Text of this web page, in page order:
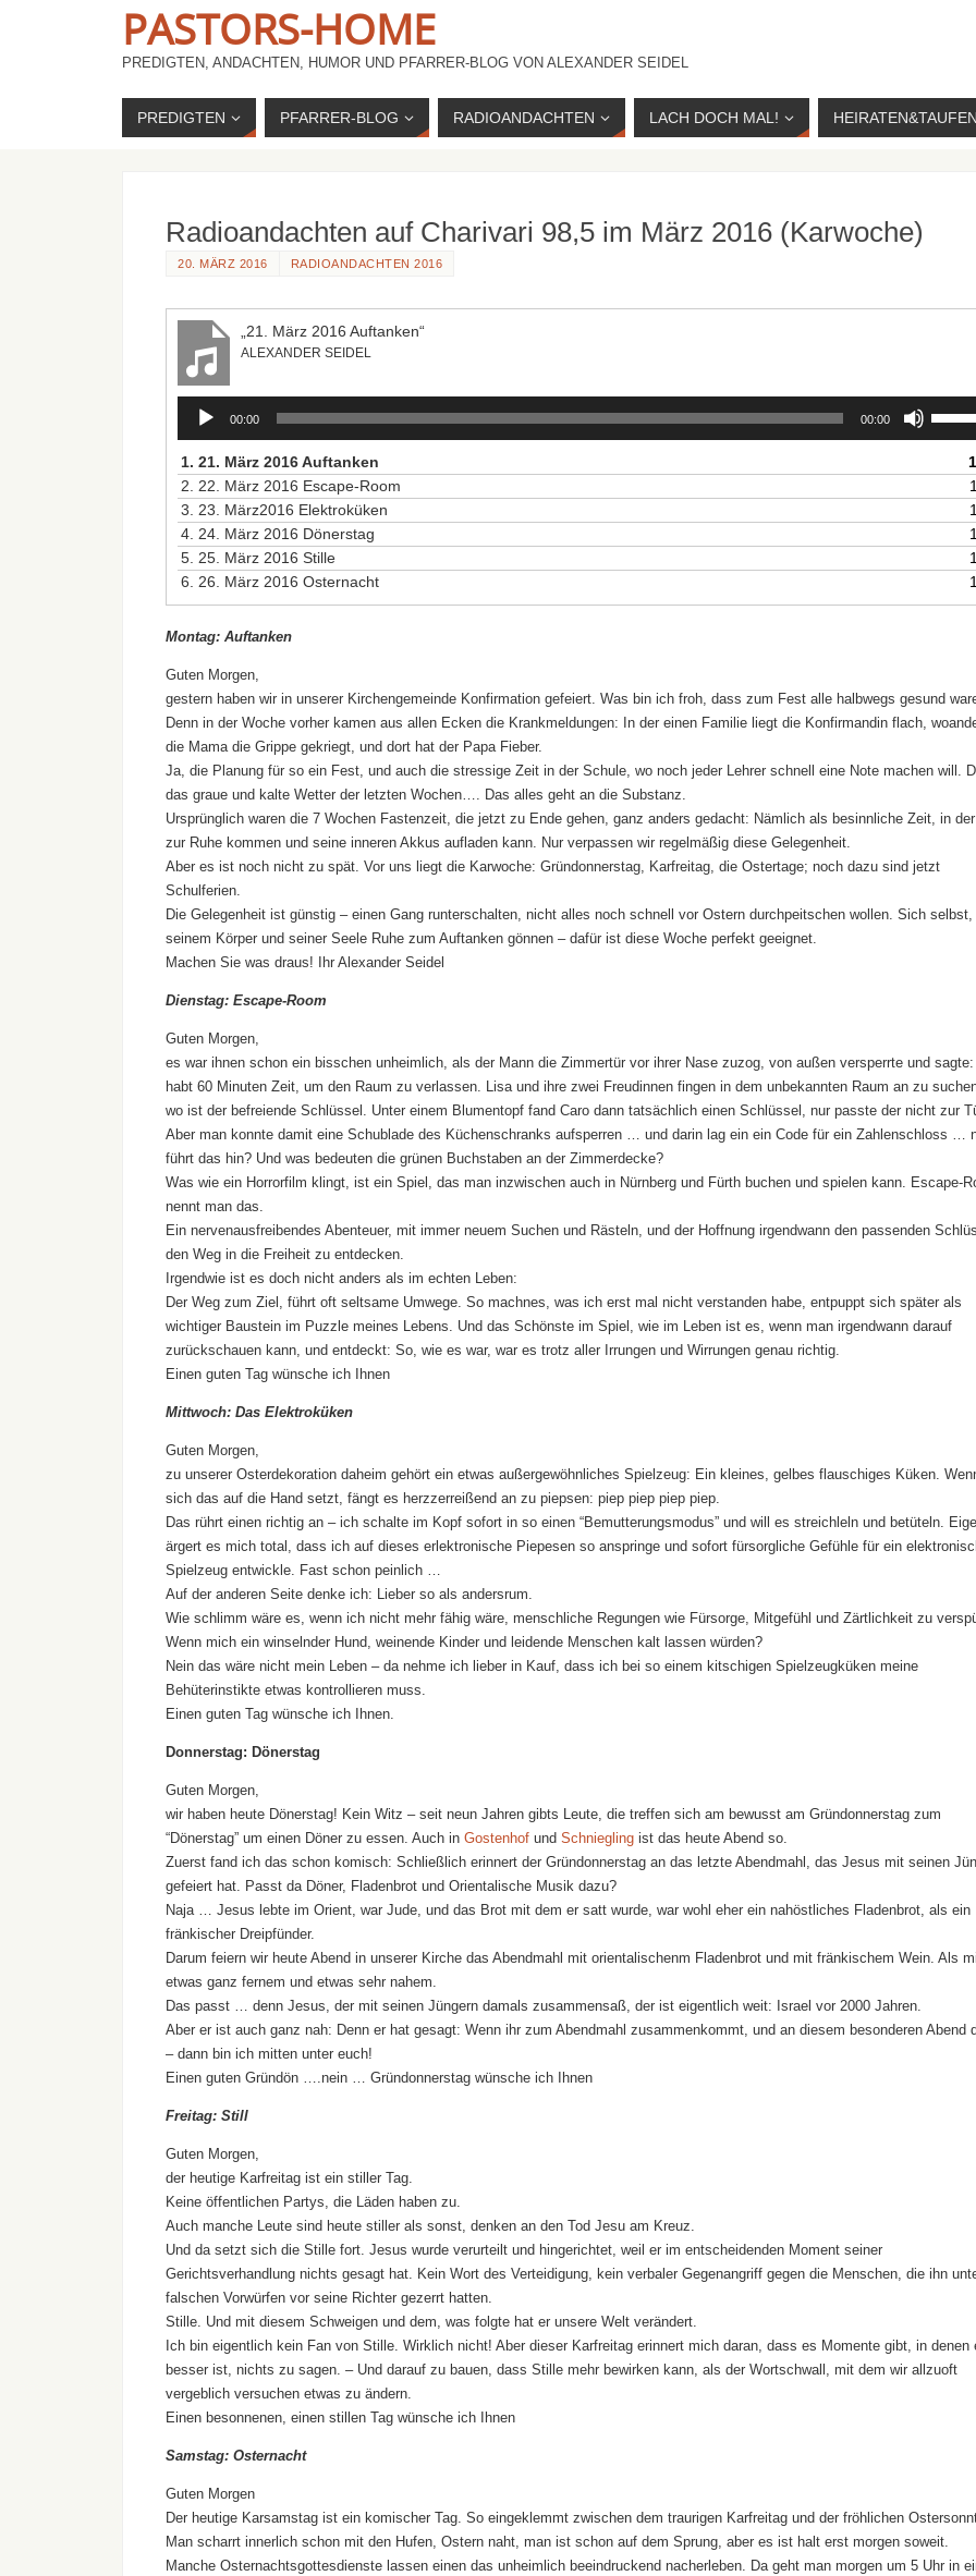
PASTORS-HOME
PREDIGTEN, ANDACHTEN, HUMOR UND PFARRER-BLOG VON ALEXANDER SEIDEL
PREDIGTEN PFARRER-BLOG RADIOANDACHTEN LACH DOCH MAL! HEIRATEN&TAUFEN
Radioandachten auf Charivari 98,5 im März 2016 (Karwoche)
20. MÄRZ 2016 RADIOANDACHTEN 2016
„21. März 2016 Auftanken“
ALEXANDER SEIDEL
Audio-
Player
00:00 00:00
um
die
zu
1. 21. März 2016 Auftanken
2. 22. März 2016 Escape-Room
3. 23. März2016 Elektroküken
4. 24. März 2016 Dönerstag
5. 25. März 2016 Stille
6. 26. März 2016 Osternacht
Montag: Auftanken
Guten Morgen,
gestern haben wir in unserer Kirchengemeinde Konfirmation gefeiert. Was bin ich froh, dass zum Fest alle halbwegs gesund
Denn in der Woche vorher kamen aus allen Ecken die Krankmeldungen: In der einen Familie liegt die Konfirmandin flach,
die Mama die Grippe gekriegt, und dort hat der Papa Fieber.
Ja, die Planung für so ein Fest, und auch die stressige Zeit in der Schule, wo noch jeder Lehrer schnell eine Note machen will.
das graue und kalte Wetter der letzten Wochen…. Das alles geht an die Substanz.
Ursprünglich waren die 7 Wochen Fastenzeit, die jetzt zu Ende gehen, ganz anders gedacht: Nämlich als besinnliche Zeit, in
zur Ruhe kommen und seine inneren Akkus aufladen kann. Nur verpassen wir regelmäßig diese Gelegenheit.
Aber es ist noch nicht zu spät. Vor uns liegt die Karwoche: Gründonnerstag, Karfreitag, die Ostertage; noch dazu sind jetzt
Schulferien.
Die Gelegenheit ist günstig – einen Gang runterschalten, nicht alles noch schnell vor Ostern durchpeitschen wollen. Sich selbst,
seinem Körper und seiner Seele Ruhe zum Auftanken gönnen – dafür ist diese Woche perfekt geeignet.
Machen Sie was draus! Ihr Alexander Seidel
Dienstag: Escape-Room
Guten Morgen,
es war ihnen schon ein bisschen unheimlich, als der Mann die Zimmertür vor ihrer Nase zuzog, von außen versperrte und
habt 60 Minuten Zeit, um den Raum zu verlassen. Lisa und ihre zwei Freudinnen fingen in dem unbekannten Raum an zu
wo ist der befreiende Schlüssel. Unter einem Blumentopf fand Caro dann tatsächlich einen Schlüssel, nur passte der nicht zur
Aber man konnte damit eine Schublade des Küchenschranks aufsperren … und darin lag ein ein Code für ein Zahlenschloss …
führt das hin? Und was bedeuten die grünen Buchstaben an der Zimmerdecke?
Was wie ein Horrorfilm klingt, ist ein Spiel, das man inzwischen auch in Nürnberg und Fürth buchen und spielen kann. Escape-
nennt man das.
Ein nervenausfreibendes Abenteuer, mit immer neuem Suchen und Rästeln, und der Hoffnung irgendwann den passenden
den Weg in die Freiheit zu entdecken.
Irgendwie ist es doch nicht anders als im echten Leben:
Der Weg zum Ziel, führt oft seltsame Umwege. So machnes, was ich erst mal nicht verstanden habe, entpuppt sich später als
wichtiger Baustein im Puzzle meines Lebens. Und das Schönste im Spiel, wie im Leben ist es, wenn man irgendwann darauf
zurückschauen kann, und entdeckt: So, wie es war, war es trotz aller Irrungen und Wirrungen genau richtig.
Einen guten Tag wünsche ich Ihnen
Mittwoch: Das Elektroküken
Guten Morgen,
zu unserer Osterdekoration daheim gehört ein etwas außergewöhnliches Spielzeug: Ein kleines, gelbes flauschiges Küken.
sich das auf die Hand setzt, fängt es herzzerreißend an zu piepsen: piep piep piep piep.
Das rührt einen richtig an – ich schalte im Kopf sofort in so einen “Bemutterungsmodus” und will es streichleln und betüteln.
ärgert es mich total, dass ich auf dieses erlektronische Piepesen so anspringe und sofort fürsorgliche Gefühle für ein
Spielzeug entwickle. Fast schon peinlich …
Auf der anderen Seite denke ich: Lieber so als andersrum.
Wie schlimm wäre es, wenn ich nicht mehr fähig wäre, menschliche Regungen wie Fürsorge, Mitgefühl und Zärtlichkeit zu
Wenn mich ein winselnder Hund, weinende Kinder und leidende Menschen kalt lassen würden?
Nein das wäre nicht mein Leben – da nehme ich lieber in Kauf, dass ich bei so einem kitschigen Spielzeugküken meine
Behüterinstikte etwas kontrollieren muss.
Einen guten Tag wünsche ich Ihnen.
Donnerstag: Dönerstag
Guten Morgen,
wir haben heute Dönerstag! Kein Witz – seit neun Jahren gibts Leute, die treffen sich am bewusst am Gründonnerstag zum
“Dönerstag” um einen Döner zu essen. Auch in Gostenhof und Schniegling ist das heute Abend so.
Zuerst fand ich das schon komisch: Schließlich erinnert der Gründonnerstag an das letzte Abendmahl, das Jesus mit seinen
gefeiert hat. Passt da Döner, Fladenbrot und Orientalische Musik dazu?
Naja … Jesus lebte im Orient, war Jude, und das Brot mit dem er satt wurde, war wohl eher ein nahöstliches Fladenbrot, als ein
fränkischer Dreipfünder.
Darum feiern wir heute Abend in unserer Kirche das Abendmahl mit orientalischenm Fladenbrot und mit fränkischem Wein. Als
etwas ganz fernem und etwas sehr nahem.
Das passt … denn Jesus, der mit seinen Jüngern damals zusammensaß, der ist eigentlich weit: Israel vor 2000 Jahren.
Aber er ist auch ganz nah: Denn er hat gesagt: Wenn ihr zum Abendmahl zusammenkommt, und an diesem besonderen Abend
– dann bin ich mitten unter euch!
Einen guten Gründön ….nein … Gründonnerstag wünsche ich Ihnen
Freitag: Still
Guten Morgen,
der heutige Karfreitag ist ein stiller Tag.
Keine öffentlichen Partys, die Läden haben zu.
Auch manche Leute sind heute stiller als sonst, denken an den Tod Jesu am Kreuz.
Und da setzt sich die Stille fort. Jesus wurde verurteilt und hingerichtet, weil er im entscheidenden Moment seiner
Gerichtsverhandlung nichts gesagt hat. Kein Wort des Verteidigung, kein verbaler Gegenangriff gegen die Menschen, die ihn
falschen Vorwürfen vor seine Richter gezerrt hatten.
Stille. Und mit diesem Schweigen und dem, was folgte hat er unsere Welt verändert.
Ich bin eigentlich kein Fan von Stille. Wirklich nicht! Aber dieser Karfreitag erinnert mich daran, dass es Momente gibt, in denen
besser ist, nichts zu sagen. – Und darauf zu bauen, dass Stille mehr bewirken kann, als der Wortschwall, mit dem wir allzuoft
vergeblich versuchen etwas zu ändern.
Einen besonnenen, einen stillen Tag wünsche ich Ihnen
Samstag: Osternacht
Guten Morgen
Der heutige Karsamstag ist ein komischer Tag. So eingeklemmt zwischen dem traurigen Karfreitag und der fröhlichen
Man scharrt innerlich schon mit den Hufen, Ostern naht, man ist schon auf dem Sprung, aber es ist halt erst morgen soweit.
Manche Osternachtsgottesdienste lassen einen das unheimlich beeindruckend nacherleben. Da geht man morgen um 5 Uhr in